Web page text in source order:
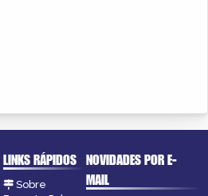
LINKS RÁPIDOS
Sobre
NOVIDADES POR E-
MAIL